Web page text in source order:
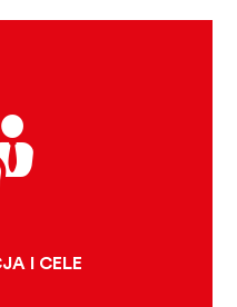
I CELE
MARKA
SIĘ
ZESPÓŁ